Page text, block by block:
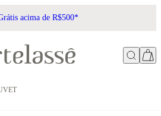
acima de R$500*